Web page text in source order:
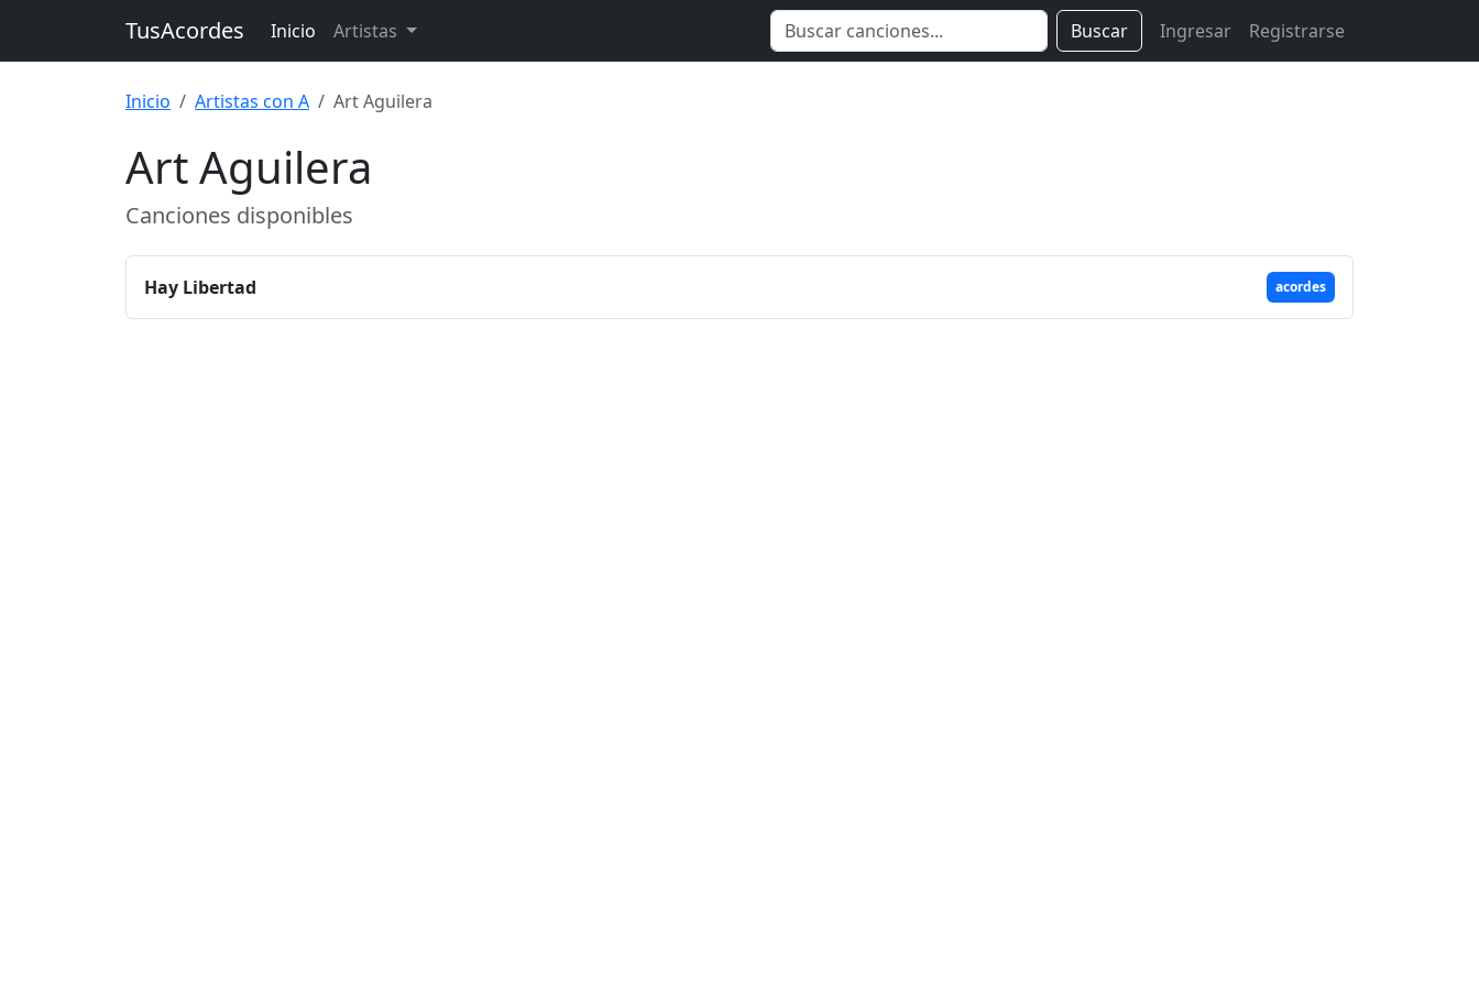
TusAcordes Inicio Artistas Buscar Ingresar Registrarse
Inicio Artistas con A Art Aguilera
Art Aguilera
Canciones disponibles
Hay Libertad acordes